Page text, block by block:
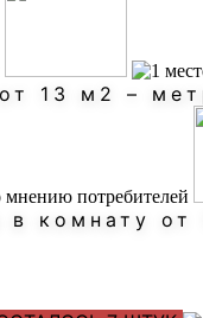
13 м2 –
в комнату